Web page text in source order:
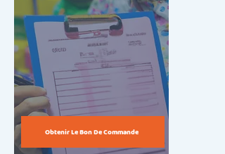
Obtenir Le Bon De Commande